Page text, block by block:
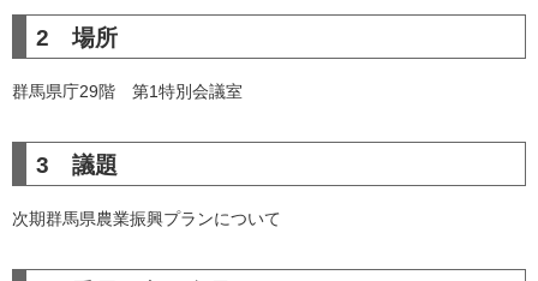
2 場所
群馬県庁29階 第1特別会議室
3 議題
次期群馬県農業振興プランについて